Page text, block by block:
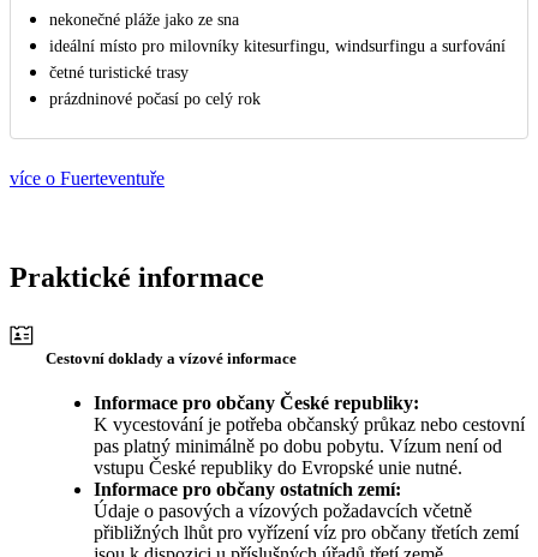
nekonečné pláže jako ze sna
ideální místo pro milovníky kitesurfingu, windsurfingu a surfování
četné turistické trasy
prázdninové počasí po celý rok
více o Fuerteventuře
Praktické informace
Cestovní doklady a vízové informace
Informace pro občany České republiky:
K vycestování je potřeba občanský průkaz nebo cestovní
pas platný minimálně po dobu pobytu. Vízum není od
vstupu České republiky do Evropské unie nutné.
Informace pro občany ostatních zemí:
Údaje o pasových a vízových požadavcích včetně
přibližných lhůt pro vyřízení víz pro občany třetích zemí